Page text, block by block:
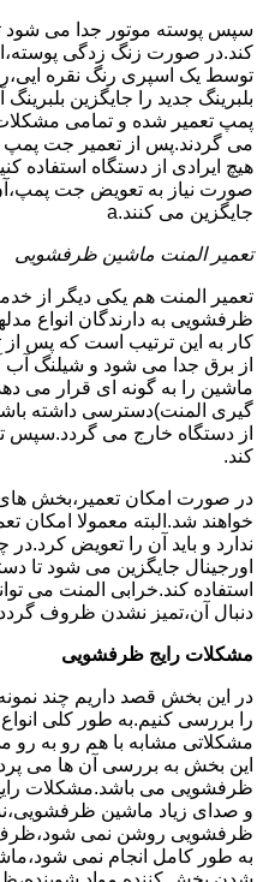
سپس پوسته موتور جدا می شود تا
کند.در صورت زنگ زدگی
توسط یک اسپری رنگ نقره
بلبرینگ جدید را جایگزین
پمپ تعمیر شده و تمامی
می گردند.پس از تعمیر جت پمپ
هیچ ایرادی از دستگاه استفاده
صورت نیاز به تعویض جت
جایگزین می کنند.a
تعمیر المنت ماشین ظرفشویی
تعمیر المنت هم یکی دیگر از
ظرفشویی به دارندگان انواع
کار به این ترتیب است که پس از
از برق جدا می شود و شیلنگ
ماشین را به گونه ای قرار می
گیری المنت)دسترسی داشته
از دستگاه خارج می گردد.سپس
کند.
در صورت امکان تعمیر،بخش
خواهند شد.البته معمولا
ندارد و باید آن را تعویض
اورجینال جایگزین می شود تا
استفاده کند.خرابی المنت می
دنبال آن،تمیز نشدن ظروف
مشکلات رایج ظرفشویی
در این بخش قصد داریم چند
را بررسی کنیم.به طور کلی
مشکلاتی مشابه با هم رو به رو
این بخش به بررسی آن ها می
ظرفشویی می باشد.مشکلات
و صدای زیاد ماشین
ظرفشویی روشن نمی شود،ظرف
به طور کامل انجام نمی